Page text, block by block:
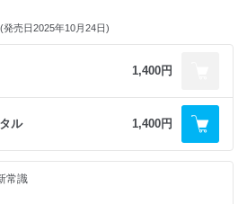
た!
海兵隊” アカデミー1/35: 山わさび
ワールドチャンピオン プラッツ/BEEMAX
イプR アオシマ1/32:ショウケン
kurage
さみ
・ガレージ：北澤志朗
十八
楽しもう
ル（ライトベージュ） アオシマ1/32：加
プキットシリーズの大本命!?1955年型ビー
チェック!
全塗装して作ってみる：ショウケン
ン&#183;ビートル 世界に愛されたカブトム
カルな「アジ」を楽しむモデリング
ル”コレクションにおひとついかが?
発売日2025年10月24日)
1,400円
ル 1,400円
常識